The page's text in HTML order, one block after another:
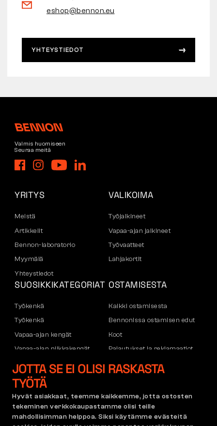
eshop@bennon.eu
YHTEYSTIEDOT
Valmis huomiseen
Seuraa meitä
YRITYS
Meistä
Artikkelit
Bennon-laboratorio
Myymälä
Yhteystiedot
VALIKOIMA
Työjalkineet
Vapaa-ajan jalkineet
Työvaatteet
Lahjakortit
SUOSIKKIKATEGORIAT
Työkenkä
Työkenkä
Vapaa-ajan kengät
Vapaa-ajan nilkkakengät
Housut
Hupparit
OSTAMISESTA
Kaikki ostamisesta
Bennonissa ostamisen edut
Koot
Palautukset ja reklamaatiot
Kuljetus ja maksu
Reklamaatiot ja takuu
JOTTA SE EI OLISI RASKASTA
TYÖTÄ
Hyvät asiakkaat, teemme kaikkemme, jotta ostosten
tekeminen verkkokaupastamme olisi teille
mahdollisimman helppoa. Siksi käytämme evästeitä